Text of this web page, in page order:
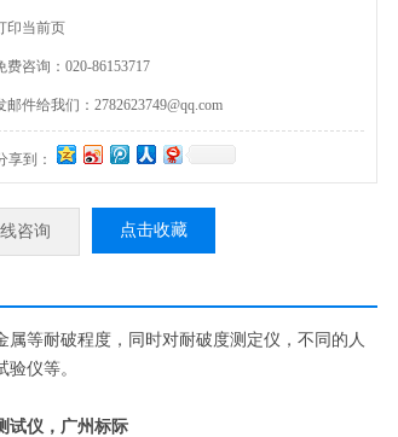
印当前页
费咨询：020-86153717
邮件给我们：2782623749@qq.com
享到：
咨询 点击收藏
属等耐破程度，同时对耐破度测定仪，不同的人
仪等。
试仪，广州标际